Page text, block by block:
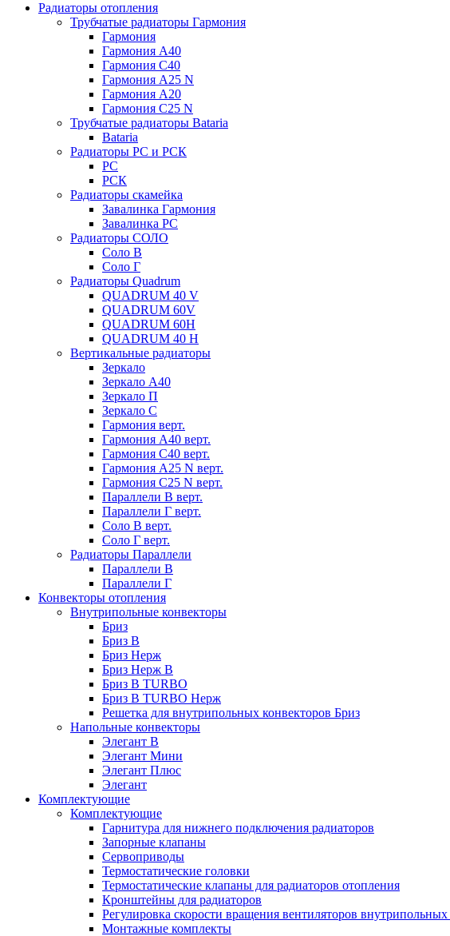
Радиаторы отопления
Трубчатые радиаторы Гармония
Гармония
Гармония А40
Гармония С40
Гармония А25 N
Гармония А20
Гармония С25 N
Трубчатые радиаторы Bataria
Bataria
Радиаторы РС и РСК
РС
РСК
Радиаторы скамейка
Завалинка Гармония
Завалинка РС
Радиаторы СОЛО
Соло В
Соло Г
Радиаторы Quadrum
QUADRUM 40 V
QUADRUM 60V
QUADRUM 60H
QUADRUM 40 H
Вертикальные радиаторы
Зеркало
Зеркало А40
Зеркало П
Зеркало С
Гармония верт.
Гармония А40 верт.
Гармония С40 верт.
Гармония А25 N верт.
Гармония С25 N верт.
Параллели В верт.
Параллели Г верт.
Соло В верт.
Соло Г верт.
Радиаторы Параллели
Параллели В
Параллели Г
Конвекторы отопления
Внутрипольные конвекторы
Бриз
Бриз В
Бриз Нерж
Бриз Нерж В
Бриз В TURBO
Бриз В TURBO Нерж
Решетка для внутрипольных конвекторов Бриз
Напольные конвекторы
Элегант В
Элегант Мини
Элегант Плюс
Элегант
Комплектующие
Комплектующие
Гарнитура для нижнего подключения радиаторов
Запорные клапаны
Сервоприводы
Термостатические головки
Термостатические клапаны для радиаторов отопления
Кронштейны для радиаторов
Регулировка скорости вращения вентиляторов внутрипольных
Монтажные комплекты